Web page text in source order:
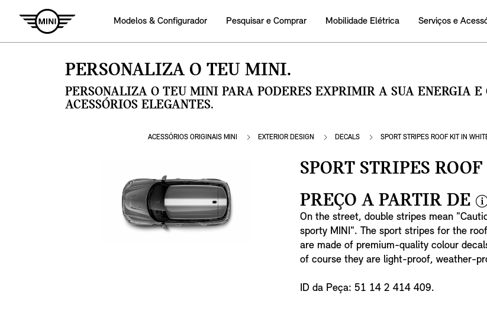
Modelos & Configurador Pesquisar e Comprar Mobilidade Elétrica Serviços e
PERSONALIZA O TEU MINI.
PERSONALIZA O TEU MINI PARA PODERES EXPRIMIR A SUA ENERGIA
ACESSÓRIOS ELEGANTES.
ACESSÓRIOS ORIGINAIS MINI EXTERIOR DESIGN DECALS SPORT STRIPES ROOF KIT IN
SPORT STRIPES
PREÇO A PARTIR DE
i
n
f
o
On the street, double stripes mean
sporty MINI". The sport stripes for the
are made of premium-quality colour
of course they are light-proof, weather-
ID da Peça: 51 14 2 414 409.